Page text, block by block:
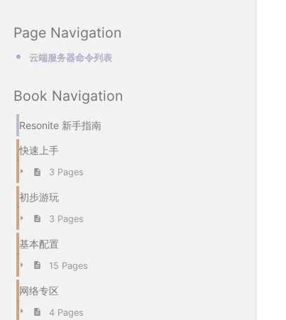
Page Navigation
云端服务器命令列表
Book Navigation
Resonite 新手指南
快速上手
3 Pages
初步游玩
3 Pages
基本配置
15 Pages
网络专区
4 Pages